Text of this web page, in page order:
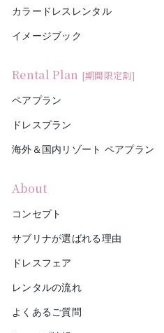
カラードレスレンタル
イメージブック
Rental Plan [期間限定割]
ペアプラン
ドレスプラン
海外＆国内リゾート ペアプラン
About
コンセプト
サブリナが選ばれる理由
ドレスフェア
レンタルの流れ
よくあるご質問